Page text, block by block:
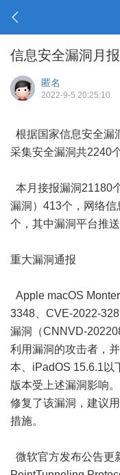
信息安全漏洞月
匿名
2022-9-5 20:25:10
根据国家信息安全漏
采集安全漏洞共2240个
本月接报漏洞21180
漏洞）413个，网络
个，其中漏洞平台推
重大漏洞通报
Apple macOS
3348、CVE-2022-
漏洞（CNNVD-
利用漏洞的攻击者，
本、iPadOS 15.6.1以
版本受上述漏洞影响
修复了该漏洞，建议
措施。
微软官方发布公告更